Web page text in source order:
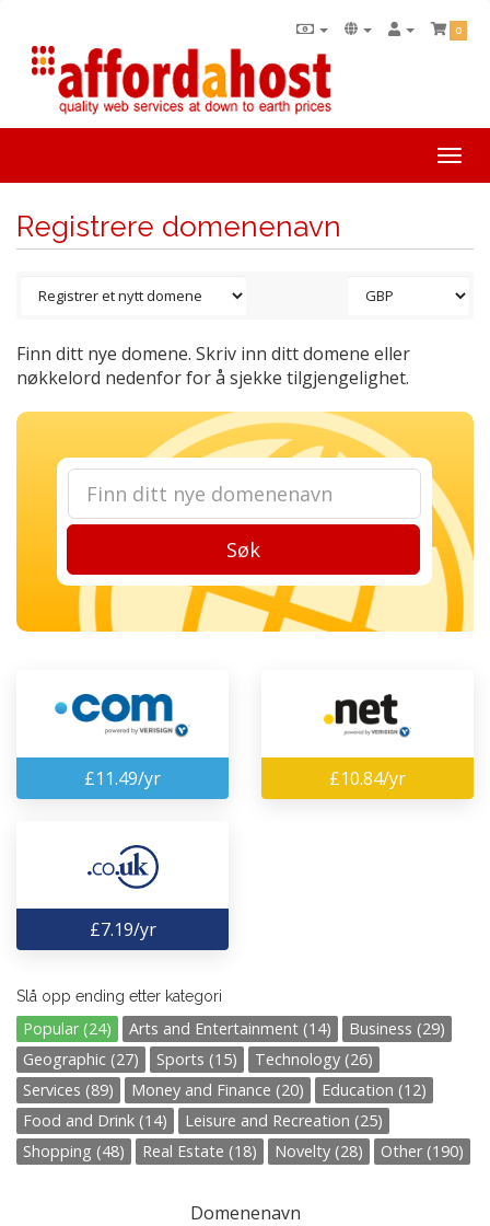
0
Registrere domenenavn
Finn ditt nye domene. Skriv inn ditt domene eller
nøkkelord nedenfor for å sjekke tilgjengelighet.
Søk
£11.49/yr £10.84/yr
£7.19/yr
Slå opp ending etter kategori
Popular (24) Arts and Entertainment (14)
Business (29)
Geographic (27)
Sports (15)
Technology (26)
Services (89)
Money and Finance (20)
Education (12)
Food and Drink (14)
Leisure and Recreation (25)
Shopping (48)
Real Estate (18) Novelty (28) Other (190)
Domenenavn